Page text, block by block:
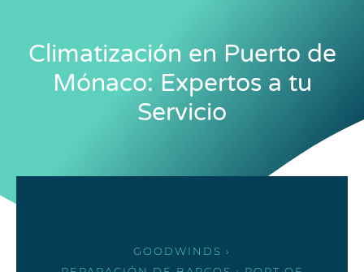
Climatización en Puerto de
Mónaco: Expertos a tu
Servicio
GOODWINDS ›